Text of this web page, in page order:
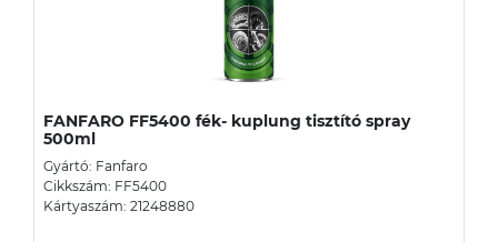
FANFARO FF5400 fék- kuplung tisztító spray
500ml
Gyártó: Fanfaro
Cikkszám: FF5400
Kártyaszám: 21248880